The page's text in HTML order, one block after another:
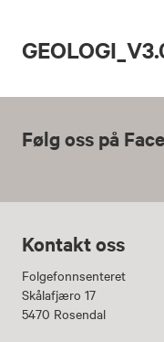
Følg oss på
Kontakt oss
Folgefonnsenteret
Skålafjæro 17
5470 Rosendal